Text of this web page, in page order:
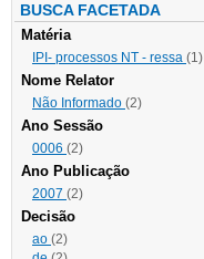
BUSCA FACETADA
Matéria
IPI- processos NT - ressa (1)
Nome Relator
Não Informado (2)
Ano Sessão
0006 (2)
Ano Publicação
2007 (2)
Decisão
ao (2)